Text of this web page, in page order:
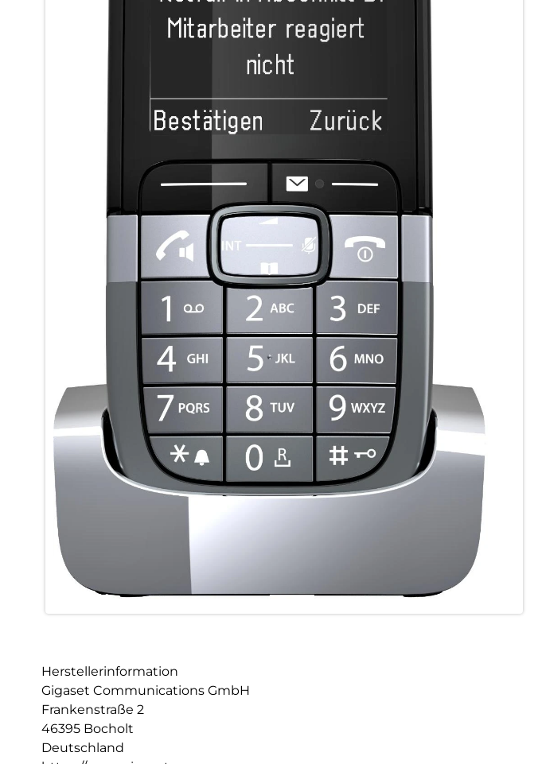
Herstellerinformation
Gigaset Communications GmbH
Frankenstraße 2
46395 Bocholt
Deutschland